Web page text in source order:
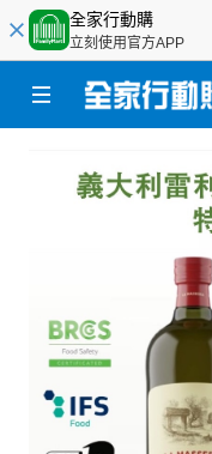
全家行動購
立刻使用官方APP